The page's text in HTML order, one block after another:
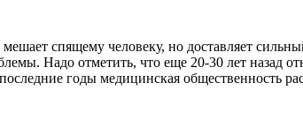
спящему человеку, но доставляет
Надо отметить, что еще 20-30 лет назад
годы медицинская общественность